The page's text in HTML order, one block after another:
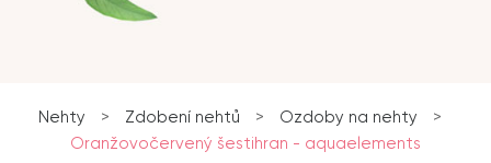
Nehty > Zdobení nehtů > Ozdoby na nehty
>
Oranžovočervený šestihran - aquaelements